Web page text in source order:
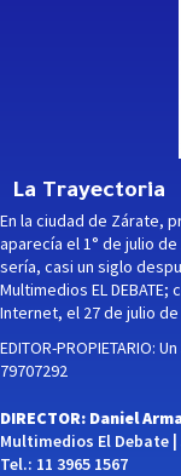
La Trayectoria
En la ciudad de Zárate,
aparecía el 1° de julio
sería, casi un siglo
Multimedios EL
Internet, el 27 de julio de
EDITOR-PROPIETARIO:
79707292
DIRECTOR: Daniel
Multimedios El Debate
Tel.: 11 3965 1567